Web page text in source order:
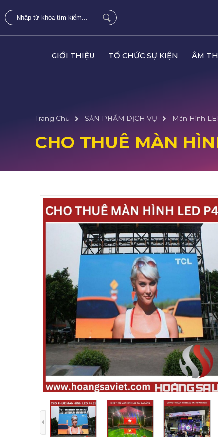
GIỚI THIỆU TỔ CHỨC SỰ KIỆN ÂM
Trang Chủ SẢN PHẨM DỊCH VỤ Màn Hình
CHO THUÊ MÀN